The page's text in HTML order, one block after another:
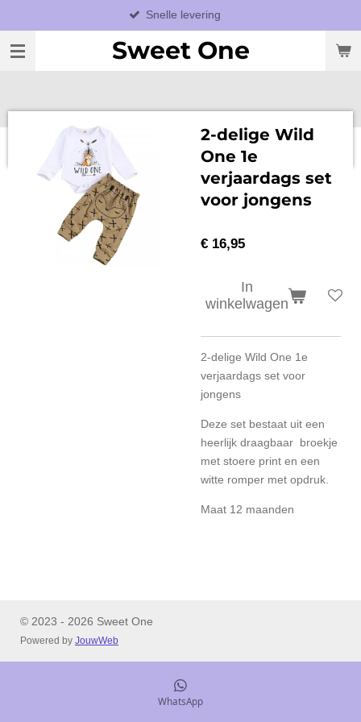
direct
naar
Sweet One
Snelle levering
2-delige Wild
One 1e
verjaardags set
voor jongens
€ 16,95
In
winkelwagen
2-delige Wild One 1e
verjaardags set voor
jongens
Deze set bestaat uit een
heerlijk draagbaar broekje
met stoere print en een
witte romper met opdruk.
Maat 12 maanden
© 2023 - 2026 Sweet One
Powered by JouwWeb
WhatsApp